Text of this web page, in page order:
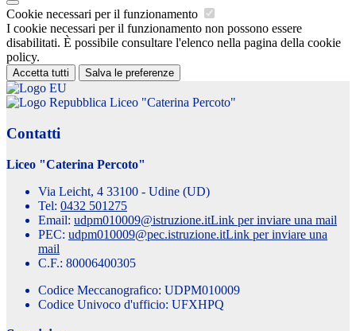
Cookie necessari per il funzionamento
I cookie necessari per il funzionamento non possono essere
disabilitati. È possibile consultare l'elenco nella pagina della cookie
policy.
Accetta tutti Salva le preferenze
Liceo "Caterina Percoto"
Contatti
Liceo "Caterina Percoto"
Via Leicht, 4 33100 - Udine (UD)
Tel: 0432 501275
Email: udpm010009@istruzione.itLink per inviare una mail
PEC: udpm010009@pec.istruzione.itLink per inviare una
mail
C.F.: 80006400305
Codice Meccanografico: UDPM010009
Codice Univoco d'ufficio: UFXHPQ